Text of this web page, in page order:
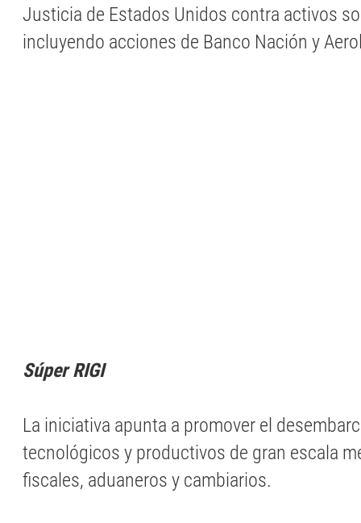
Justicia de Estados Unidos contra activos
incluyendo acciones de Banco Nación y
Súper RIGI
La iniciativa apunta a promover el
tecnológicos y productivos de gran escala
fiscales, aduaneros y cambiarios.